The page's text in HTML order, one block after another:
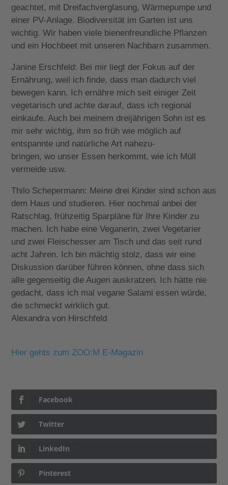
geachtet, mit Dreifachverglasung, Wärmepumpe und
einer PV-Anlage. Biodiversität im Garten ist uns
wichtig. Wir haben viele bienenfreundliche Pflanzen
und ein Hochbeet mit unseren Nachbarn zusammen.
Janine Erschfeld: Bei mir liegt der Fokus auf der
Ernährung, weil ich finde, dass man dadurch viel
bewegen kann. Ich ernähre mich seit einiger Zeit
vegetarisch und achte darauf, dass ich regional
einkaufe. Auch bei meinem dreijährigen Sohn ist es
mir sehr wichtig, ihm so früh wie möglich auf
entspannte und natürliche Art nahezu-
bringen, wo unser Essen herkommt, wie ich Müll
vermeide usw.
Thilo Schepermann: Meine drei Kinder sind schon aus
dem Haus und studieren. Hier nochmal anbei der
Ratschlag, frühzeitig Sparpläne für Ihre Kinder zu
machen. Ich habe eine Veganerin, zwei Vegetarier
und zwei Fleischesser am Tisch und das seit rund
acht Jahren. Ich bin mächtig stolz, dass wir eine
Diskussion darüber führen können, ohne dass sich
alle gegenseitig die Augen auskratzen. Ich hätte nie
gedacht, dass ich mal vegane Salami essen würde,
die schmeckt wirklich gut.
Alexandra von Hirschfeld
Hier gehts zum ZOO:M E-Magazin
Facebook
Twitter
LinkedIn
Pinterest